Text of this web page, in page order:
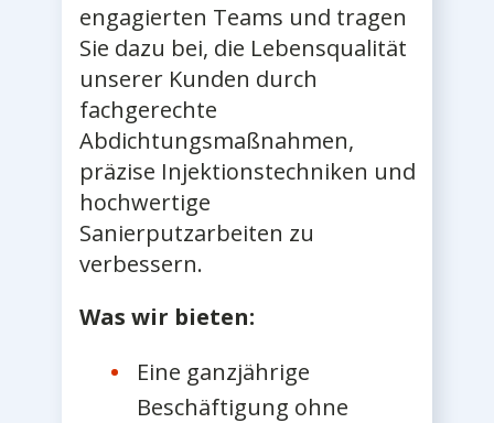
engagierten Teams und tragen
Sie dazu bei, die Lebensqualität
unserer Kunden durch
fachgerechte
Abdichtungsmaßnahmen,
präzise Injektionstechniken und
hochwertige
Sanierputzarbeiten zu
verbessern.
Was wir bieten:
Eine ganzjährige
Beschäftigung ohne